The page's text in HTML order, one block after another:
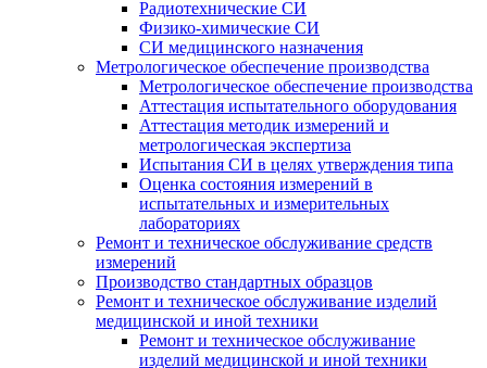
Радиотехнические СИ
Физико-химические СИ
СИ медицинского назначения
Метрологическое обеспечение производства
Метрологическое обеспечение производства
Аттестация испытательного оборудования
Аттестация методик измерений и
метрологическая экспертиза
Испытания СИ в целях утверждения типа
Оценка состояния измерений в
испытательных и измерительных
лабораториях
Ремонт и техническое обслуживание средств
измерений
Производство стандартных образцов
Ремонт и техническое обслуживание изделий
медицинской и иной техники
Ремонт и техническое обслуживание
изделий медицинской и иной техники